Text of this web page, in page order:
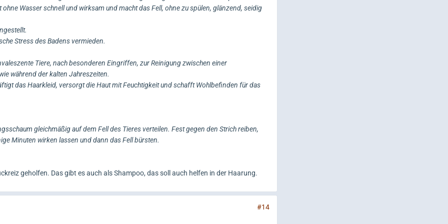
Wasser schnell und wirksam und macht das Fell, ohne zu spülen, glänzend, seidig
Stress des Badens vermieden.
Tiere, nach besonderen Eingriffen, zur Reinigung zwischen einer
während der kalten Jahreszeiten.
das Haarkleid, versorgt die Haut mit Feuchtigkeit und schafft Wohlbefinden für das
gleichmäßig auf dem Fell des Tieres verteilen. Fest gegen den Strich reiben,
Minuten wirken lassen und dann das Fell bürsten.
geholfen. Das gibt es auch als Shampoo, das soll auch helfen in der Haarung.
#14